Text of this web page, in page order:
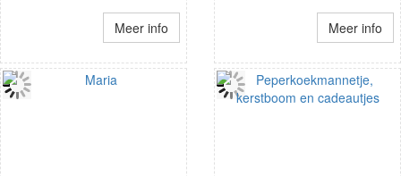
Meer info Meer info